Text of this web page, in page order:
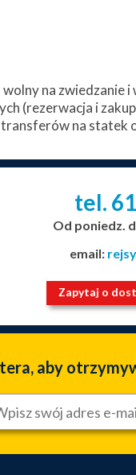
na
(rezerwacja i
na statek
tel. 61
Od poniedz.
email:
Zapytaj o
aby